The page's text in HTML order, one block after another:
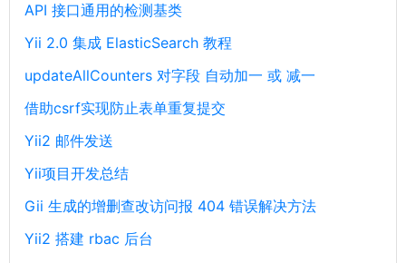
API 接口通用的检测基类
Yii 2.0 集成 ElasticSearch 教程
updateAllCounters 对字段 自动加一 或 减一
借助csrf实现防止表单重复提交
Yii2 邮件发送
Yii项目开发总结
Gii 生成的增删查改访问报 404 错误解决方法
Yii2 搭建 rbac 后台